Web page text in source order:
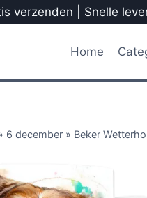
verzenden | Snelle
Home
6 december » Beker